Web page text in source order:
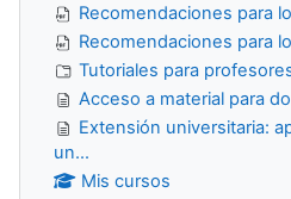
Recomendaciones para
Recomendaciones para
Tutoriales para
Acceso a material para
Extensión universitaria:
un...
Mis cursos